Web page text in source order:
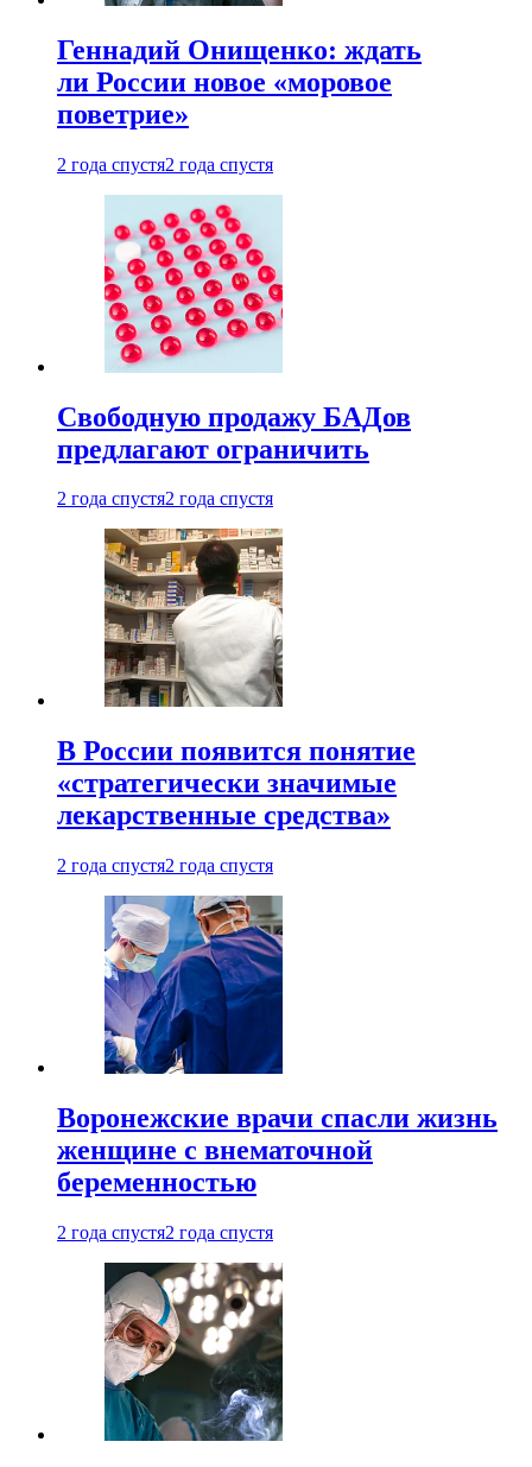
Геннадий Онищенко: ждать
ли России новое «моровое
поветрие»
2 года спустя2 года спустя
Свободную продажу БАДов
предлагают ограничить
2 года спустя2 года спустя
В России появится понятие
«стратегически значимые
лекарственные средства»
2 года спустя2 года спустя
Воронежские врачи спасли жизнь
женщине с внематочной
беременностью
2 года спустя2 года спустя